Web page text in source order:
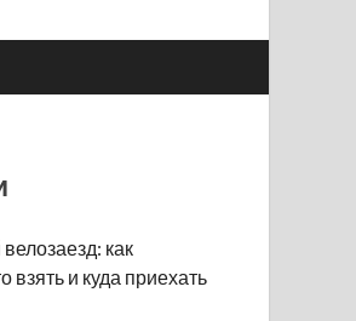
как
взять и куда приехать